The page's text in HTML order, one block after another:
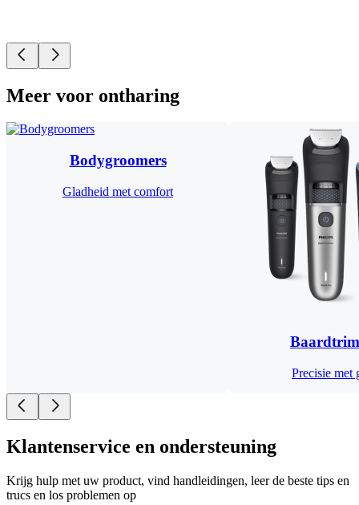
Meer voor ontharing
Bodygroomers
Gladheid met comfort
Precisie met
Klantenservice en ondersteuning
Krijg hulp met uw product, vind handleidingen, leer de beste tips en
trucs en los problemen op